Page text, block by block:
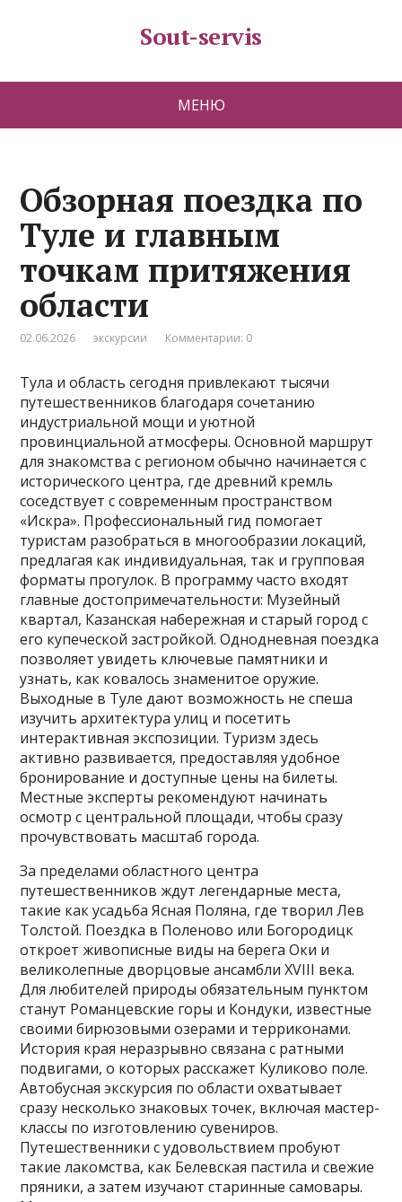
Sout-servis
МЕНЮ
Обзорная поездка по
Туле и главным
точкам притяжения
области
02.06.2026 экскурсии Комментарии: 0
Тула и область сегодня привлекают тысячи
путешественников благодаря сочетанию
индустриальной мощи и уютной
провинциальной атмосферы. Основной маршрут
для знакомства с регионом обычно начинается с
исторического центра, где древний кремль
соседствует с современным пространством
«Искра». Профессиональный гид помогает
туристам разобраться в многообразии локаций,
предлагая как индивидуальная, так и групповая
форматы прогулок. В программу часто входят
главные достопримечательности: Музейный
квартал, Казанская набережная и старый город с
его купеческой застройкой. Однодневная поездка
позволяет увидеть ключевые памятники и
узнать, как ковалось знаменитое оружие.
Выходные в Туле дают возможность не спеша
изучить архитектура улиц и посетить
интерактивная экспозиции. Туризм здесь
активно развивается, предоставляя удобное
бронирование и доступные цены на билеты.
Местные эксперты рекомендуют начинать
осмотр с центральной площади, чтобы сразу
прочувствовать масштаб города.
За пределами областного центра
путешественников ждут легендарные места,
такие как усадьба Ясная Поляна, где творил Лев
Толстой. Поездка в Поленово или Богородицк
откроет живописные виды на берега Оки и
великолепные дворцовые ансамбли XVIII века.
Для любителей природы обязательным пунктом
станут Романцевские горы и Кондуки, известные
своими бирюзовыми озерами и терриконами.
История края неразрывно связана с ратными
подвигами, о которых расскажет Куликово поле.
Автобусная экскурсия по области охватывает
сразу несколько знаковых точек, включая мастер-
классы по изготовлению сувениров.
Путешественники с удовольствием пробуют
такие лакомства, как Белевская пастила и свежие
пряники, а затем изучают старинные самовары.